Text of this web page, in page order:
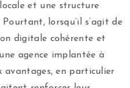
et une structure
lorsqu’il s’agit de
digitale cohérente et
agence implantée à
en particulier